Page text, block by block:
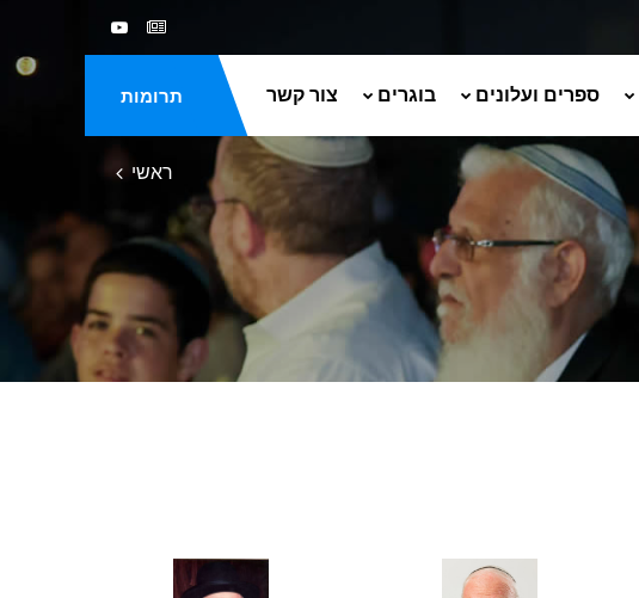
תרומות ספרים ועלונים בוגרים צור קשר
ראשי